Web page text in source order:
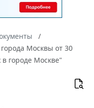
Москвы от 30
городе Москве"